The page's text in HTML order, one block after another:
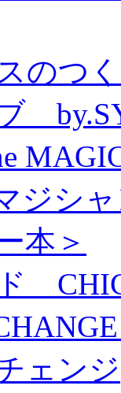
のつ
ジシ
本＞
ェンジ